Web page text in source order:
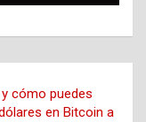
cómo puedes
en Bitcoin a